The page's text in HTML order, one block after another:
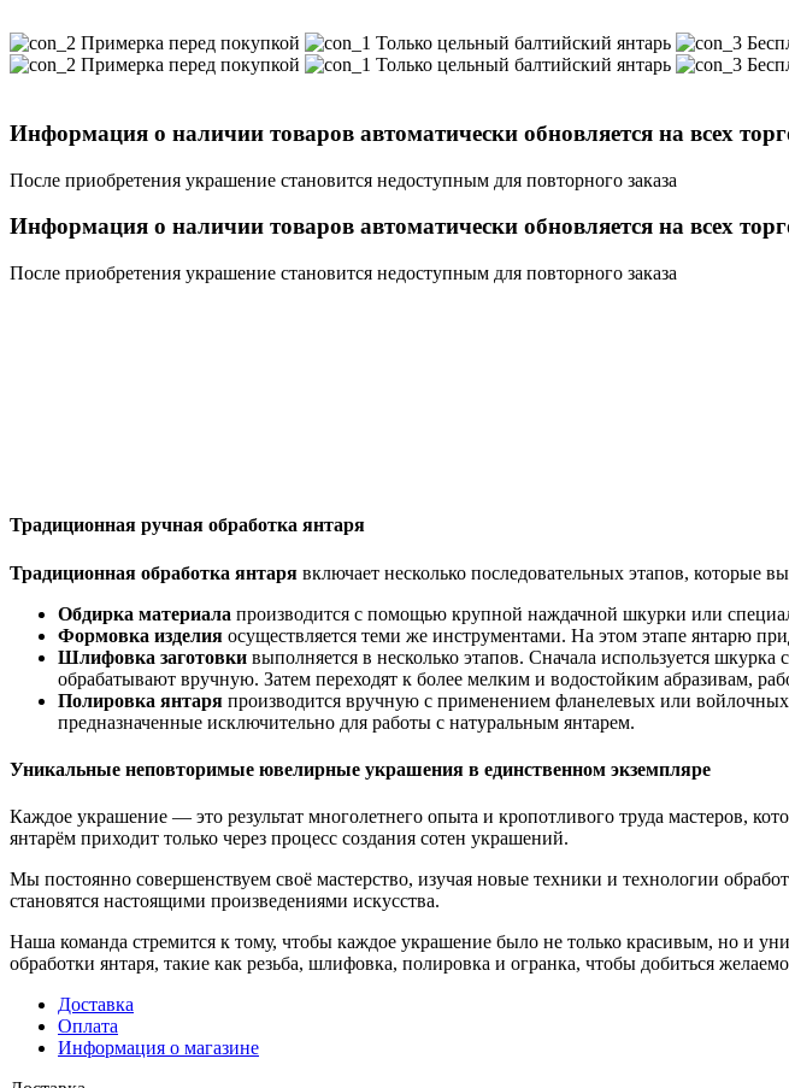
Примерка перед покупкой Только цельный балтийский янтарь
Примерка перед покупкой
Только цельный балтийский янтарь
Информация о наличии товаров автоматически обновляется на всех
После приобретения украшение становится недоступным для повторного заказа
Информация о наличии товаров автоматически обновляется на всех
После приобретения украшение становится недоступным для повторного заказа
Традиционная ручная обработка янтаря
Традиционная обработка янтаря включает несколько последовательных этапов, которые
Обдирка материала производится с помощью крупной наждачной шкурки или
Формовка изделия осуществляется теми же инструментами. На этом этапе янтарю
Шлифовка заготовки выполняется в несколько этапов. Сначала используется
обрабатывают вручную. Затем переходят к более мелким и водостойким абразивам,
Полировка янтаря производится вручную с применением фланелевых или
предназначенные исключительно для работы с натуральным янтарем.
Уникальные неповторимые ювелирные украшения в единственном экземпляре
Каждое украшение — это результат многолетнего опыта и кропотливого труда мастеров,
янтарём приходит только через процесс создания сотен украшений.
Мы постоянно совершенствуем своё мастерство, изучая новые техники и технологии
становятся настоящими произведениями искусства.
Наша команда стремится к тому, чтобы каждое украшение было не только красивым, но и
обработки янтаря, такие как резьба, шлифовка, полировка и огранка, чтобы добиться
Доставка
Оплата
Информация о магазине